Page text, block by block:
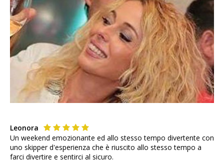
Leonora
Un weekend emozionante ed allo stesso tempo divertente con
uno skipper d'esperienza che è riuscito allo stesso tempo a
farci divertire e sentirci al sicuro.